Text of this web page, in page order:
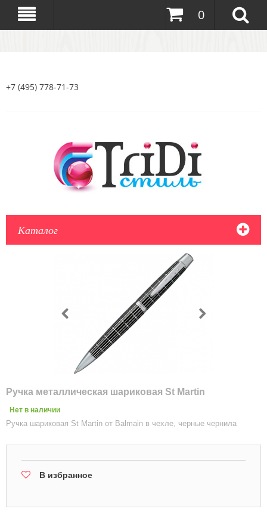
0
+7 (495) 778-71-73
Каталог
Ручка металлическая шариковая St Martin
Нет в наличии
Ручка шариковая St Martin от Balmain в чехле, черные чернила
В избранное